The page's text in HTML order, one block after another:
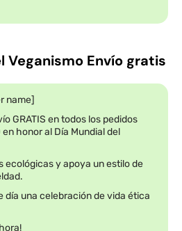
Veganismo Envío gratis
name]
GRATIS en todos los pedidos
honor al Día Mundial del
ecológicas y apoya un estilo de
día una celebración de vida ética